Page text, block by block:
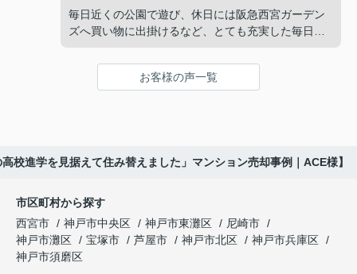
販売活動では、西宮北口駅へのアクセス、阪急西宮
ガーデンズ、医療機関や買い物施設など、将来も安
した。
趣味を楽しむ時間が増えました。
これからの暮らしを前向きに考えられるようにな
と家族で話し合うようになりました。
インフィニティエステートさんへ相談すると、収益
投資家向けの販売方法をご提案いただきました。
「立地も良く、長期保有したい物件です。」
と話され、このビルを大切に運営してくださること
になりました。
毎日近くの公園で遊び、休日には阪急西宮ガーデン
ズへ買い物に出掛けるなど、とても充実した毎日を
年月が経ち、子どもが高校進学を意識する年齢にな
「レ・ジェイド西宮北口」の査定だけでなく、新居
購入とのタイミングや資金計画についても丁寧に説
明してくださいました。
お客様の声一覧
校進学を見据えて住み替えました」マンション売却事例｜ACE様】
市区町村から探す
西宮市
神戸市中央区 神戸市東灘区
尼崎市
神戸市灘区
宝塚市 芦屋市 神戸市北区
神戸市兵庫区
神戸市須磨区